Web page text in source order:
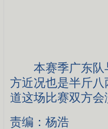
本赛季广东队与
方近况也是半斤
道这场比赛双方会
责编：杨浩